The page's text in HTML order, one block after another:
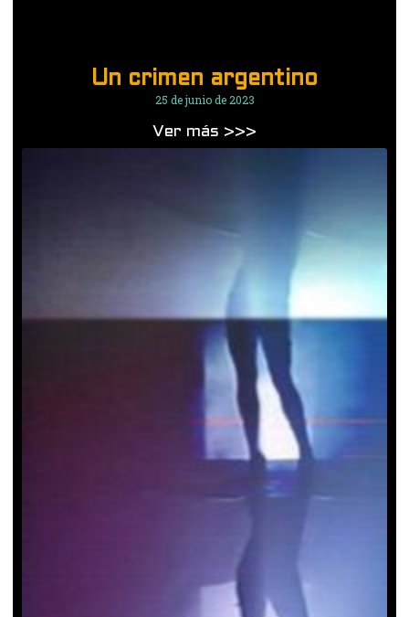
Un crimen argentino
25 de junio de 2023
Ver más >>>